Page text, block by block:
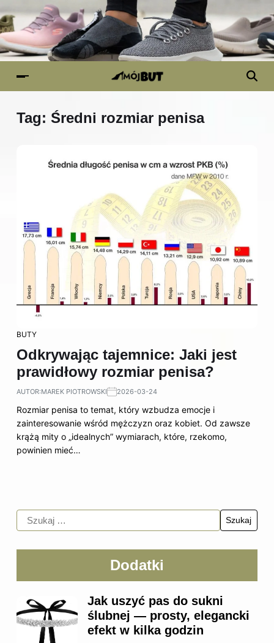
Tag: Średni rozmiar penisa
BUTY
Odkrywając tajemnice: Jaki jest
prawidłowy rozmiar penisa?
AUTOR:MAREK PIOTROWSKI 2026-03-24
Rozmiar penisa to temat, który wzbudza emocje i
zainteresowanie wśród mężczyzn oraz kobiet. Od zawsze
krążą mity o „idealnych” wymiarach, które, rzekomo,
powinien mieć…
Dodatki
Jak uszyć pas do sukni
ślubnej — prosty, elegancki
efekt w kilka godzin